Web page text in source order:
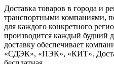
Доставка товаров в города и
транспортными компаниями,
для каждого конкретного
производится каждый будний
доставку обеспечивает
«СДЭК», «ПЭК», «КИТ».